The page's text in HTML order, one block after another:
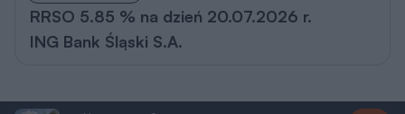
RRSO 5.85 % na dzień 20.07.2026 r.
ING Bank Śląski S.A.